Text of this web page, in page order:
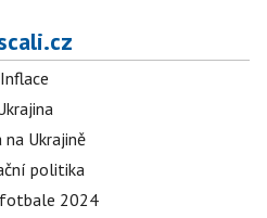
Inflace
na Ukrajině
politika
2024